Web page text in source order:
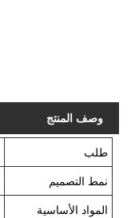
وصف المنتج
طلب
نمط التصميم
المواد الأساسية